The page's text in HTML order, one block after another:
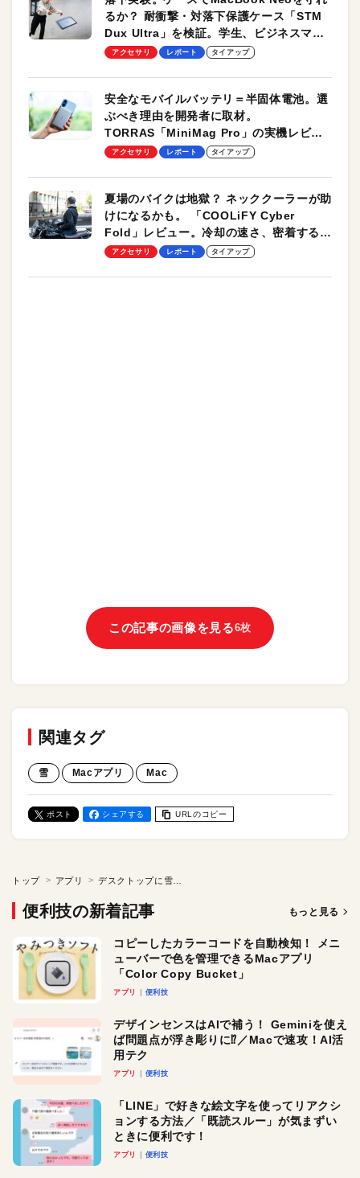
るか？ 耐衝撃・対落下保護ケース「STM
Dux Ultra」を検証。学生、ビジネスマン
のモバイルユースに最適！
アクセサリ レポート タイアップ
安全なモバイルバッテリ＝半固体電池。選
ぶべき理由を開発者に取材。
TORRAS「MiniMag Pro」の実機レビュ
ーも
アクセサリ レポート タイアップ
夏場のバイクは地獄？ ネッククーラーが助
けになるかも。 「COOLiFY Cyber
Fold」レビュー。冷却の速さ、密着する冷
却プレート、シンプルな操作性がグッド！
アクセサリ レポート タイアップ
この記事の画像を見る6枚
関連タグ
雪 Macアプリ Mac
ポスト シェアする URLのコピー
トップ アプリ デスクトップに雪を降らせて冬を味わおう／Macアプリ「Let It Snow」
便利技の新着記事 もっと見る
コピーしたカラーコードを自動検知！ メニ
ューバーで色を管理できるMacアプリ
「Color Copy Bucket」
アプリ 便利技
デザインセンスはAIで補う！ Geminiを使え
ば問題点が浮き彫りに⁉︎／Macで速攻！AI活
用テク
アプリ 便利技
「LINE」で好きな絵文字を使ってリアクシ
ョンする方法／「既読スルー」が気まずい
ときに便利です！
アプリ 便利技